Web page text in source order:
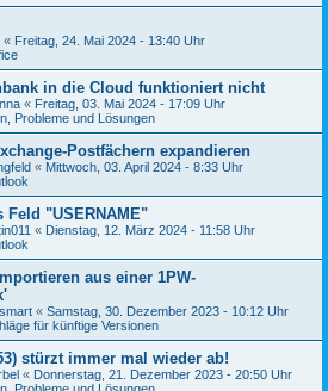
« Freitag, 24. Mai 2024 - 13:40 Uhr
in die Cloud funktioniert nicht
« Freitag, 03. Mai 2024 - 17:09 Uhr
Probleme und Lösungen
Postfächern expandieren
« Mittwoch, 03. April 2024 - 8:33 Uhr
Feld "USERNAME"
« Dienstag, 12. März 2024 - 11:58 Uhr
aus einer 1PW-
« Samstag, 30. Dezember 2023 - 10:12 Uhr
für künftige Versionen
stürzt immer mal wieder ab!
« Donnerstag, 21. Dezember 2023 - 20:50 Uhr
Probleme und Lösungen